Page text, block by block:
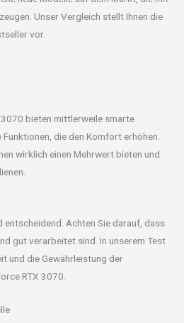
Unser Vergleich stellt Ihnen die
vor.
3070 bieten mittlerweile smarte
die den Komfort erhöhen.
wirklich einen Mehrwert bieten und
entscheidend. Achten Sie darauf, dass
gut verarbeitet sind. In unserem Test
und die Gewährleistung der
RTX 3070.